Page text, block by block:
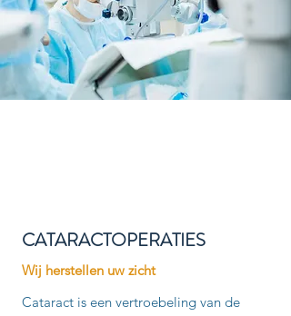
CATARACTOPERATIES
Wij herstellen uw zicht
Cataract is een vertroebeling van de